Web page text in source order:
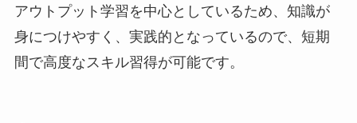
アウトプット学習を中心としているため、知識が
身につけやすく、実践的となっているので、短期
間で高度なスキル習得が可能です。